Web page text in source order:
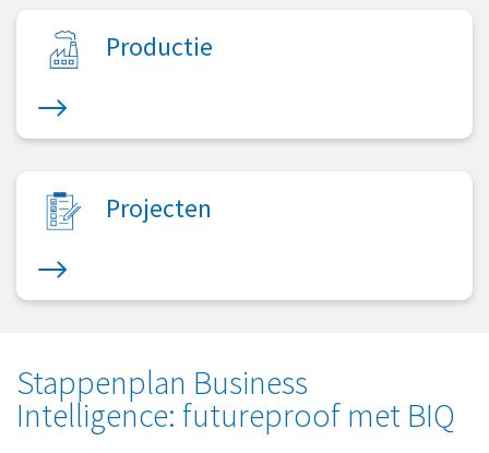
Productie
Projecten
Stappenplan Business
Intelligence: futureproof met BIQ